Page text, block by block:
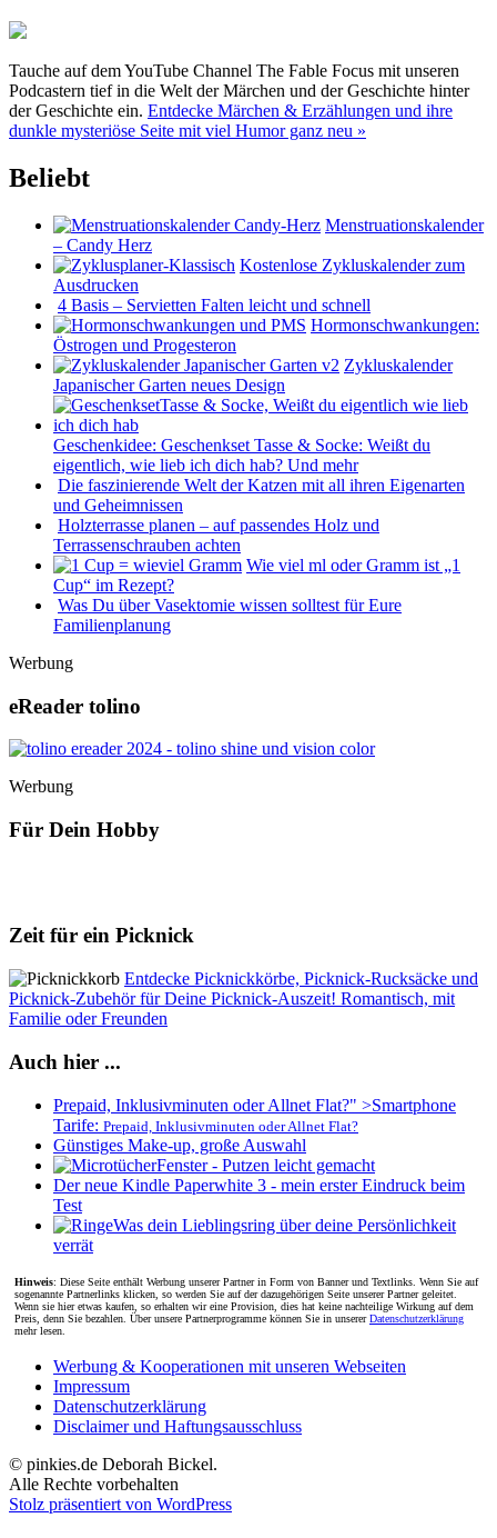
Tauche auf dem YouTube Channel The Fable Focus mit unseren
Podcastern tief in die Welt der Märchen und der Geschichte hinter
der Geschichte ein. Entdecke Märchen & Erzählungen und ihre
dunkle mysteriöse Seite mit viel Humor ganz neu »
Beliebt
Menstruationskalender
– Candy Herz
Kostenlose Zykluskalender zum
Ausdrucken
4 Basis – Servietten Falten leicht und schnell
Hormonschwankungen:
Östrogen und Progesteron
Zykluskalender
Japanischer Garten neues Design
Geschenkidee: Geschenkset Tasse & Socke: Weißt du
eigentlich, wie lieb ich dich hab? Und mehr
Die faszinierende Welt der Katzen mit all ihren Eigenarten
und Geheimnissen
Holzterrasse planen – auf passendes Holz und
Terrassenschrauben achten
Wie viel ml oder Gramm ist „1
Cup“ im Rezept?
Was Du über Vasektomie wissen solltest für Eure
Familienplanung
Werbung
eReader tolino
Werbung
Für Dein Hobby
Zeit für ein Picknick
Entdecke Picknickkörbe, Picknick-Rucksäcke und
Picknick-Zubehör für Deine Picknick-Auszeit! Romantisch, mit
Familie oder Freunden
Auch hier ...
Prepaid, Inklusivminuten oder Allnet Flat?" >Smartphone
Tarife: Prepaid, Inklusivminuten oder Allnet Flat?
Günstiges Make-up, große Auswahl
Fenster - Putzen leicht gemacht
Der neue Kindle Paperwhite 3 - mein erster Eindruck beim
Test
Was dein Lieblingsring über deine Persönlichkeit
verrät
Hinweis: Diese Seite enthält Werbung unserer Partner in Form von Banner und Textlinks. Wenn Sie auf
sogenannte Partnerlinks klicken, so werden Sie auf der dazugehörigen Seite unserer Partner geleitet.
Wenn sie hier etwas kaufen, so erhalten wir eine Provision, dies hat keine nachteilige Wirkung auf dem
Preis, denn Sie bezahlen. Über unsere Partnerprogramme können Sie in unsererDatenschutzerklärung
mehr lesen.
Werbung & Kooperationen mit unseren Webseiten
Impressum
Datenschutzerklärung
Disclaimer und Haftungsausschluss
© pinkies.de Deborah Bickel.
Alle Rechte vorbehalten
Stolz präsentiert von WordPress